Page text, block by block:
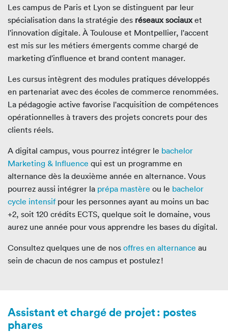
Les campus de Paris et Lyon se distinguent par leur
spécialisation dans la stratégie des réseaux sociauxet
l'innovation digitale. À Toulouse et Montpellier, l'accent
est mis sur les métiers émergents comme chargé de
marketing d'influence et brand content manager.
Les cursus intègrent des modules pratiques développés
en partenariat avec des écoles de commerce renommées.
La pédagogie active favorise l'acquisition de compétences
opérationnelles à travers des projets concrets pour des
clients réels.
A digital campus, vous pourrez intégrer le bachelor
Marketing & Influence qui est un programme en
alternance dès la deuxième année en alternance. Vous
pourrez aussi intégrer la prépa mastère ou le bachelor
cycle intensifpour les personnes ayant au moins un bac
+2, soit 120 crédits ECTS, quelque soit le domaine, vous
aurez une année pour vous apprendre les bases du digital.
Consultez quelques une de nos offres en alternance au
sein de chacun de nos campus et postulez !
Assistant et chargé de projet : postes
phares